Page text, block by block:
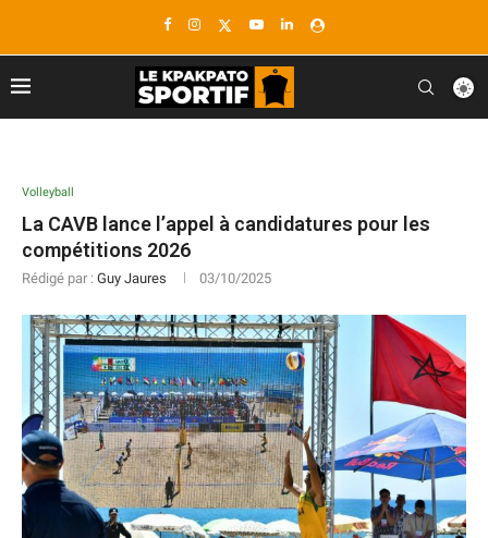
Volleyball
La CAVB lance l’appel à candidatures pour les
compétitions 2026
Rédigé par : Guy Jaures 03/10/2025